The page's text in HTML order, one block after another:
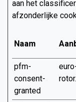
aan het
afzonderlijke
Naam
pfm-
consent-
granted